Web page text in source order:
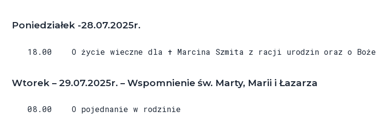
Poniedziałek -28.07.2025r.
18.00 O życie wieczne dla ✝ Marcina Szmita z racji urodzin oraz o Boże
Wtorek – 29.07.2025r. – Wspomnienie św. Marty, Marii i Łazarza
08.00 O pojednanie w rodzinie